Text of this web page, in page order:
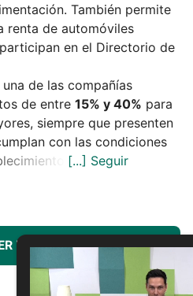
También permite
renta de automóviles
en el Directorio de
una de las compañías
de entre 15% y 40% para
siempre que presenten
con las condiciones
MÁS